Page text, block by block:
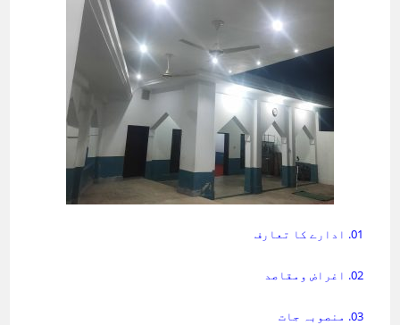
01. ادارے کا تعارف
02. اغراض ومقاصد
03. منصوبہ جات